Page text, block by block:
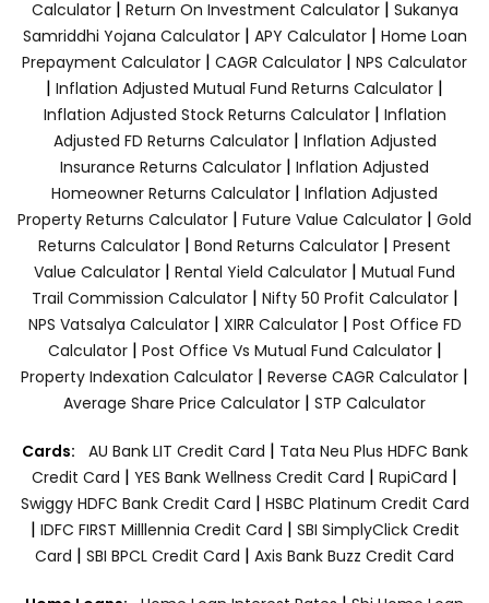
Calculator| Return On Investment Calculator| Sukanya
Samriddhi Yojana Calculator| APY Calculator| Home Loan
Prepayment Calculator | CAGR Calculator | NPS Calculator
| Inflation Adjusted Mutual Fund Returns Calculator |
Inflation Adjusted Stock Returns Calculator| Inflation
Adjusted FD Returns Calculator| Inflation Adjusted
Insurance Returns Calculator | Inflation Adjusted
Homeowner Returns Calculator | Inflation Adjusted
Property Returns Calculator | Future Value Calculator | Gold
Returns Calculator | Bond Returns Calculator | Present
Value Calculator | Rental Yield Calculator | Mutual Fund
Trail Commission Calculator| Nifty 50 Profit Calculator|
NPS Vatsalya Calculator| XIRR Calculator| Post Office FD
Calculator| Post Office Vs Mutual Fund Calculator|
Property Indexation Calculator | Reverse CAGR Calculator |
Average Share Price Calculator | STP Calculator
Cards: AU Bank LIT Credit Card | Tata Neu Plus HDFC Bank
Credit Card | YES Bank Wellness Credit Card | RupiCard |
Swiggy HDFC Bank Credit Card | HSBC Platinum Credit Card
| IDFC FIRST Milllennia Credit Card | SBI SimplyClick Credit
Card | SBI BPCL Credit Card | Axis Bank Buzz Credit Card